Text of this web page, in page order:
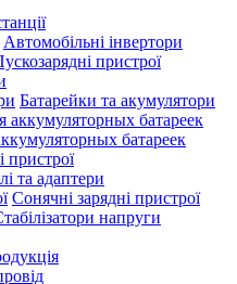
Автомобільні інвертори
пристрої
Батарейки та акумулятори
батареек
пристрої
та адаптери
Сонячні зарядні пристрої
напруги